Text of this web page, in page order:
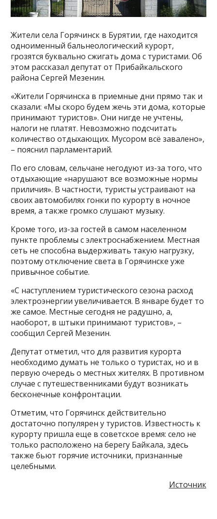
Жители села Горячинск в Бурятии, где находится
одноименный бальнеологический курорт,
грозятся буквально сжигать дома с туристами. Об
этом рассказал депутат от Прибайкальского
района Сергей Мезенин.
«Жители Горячинска в приемные дни прямо так и
сказали: «Мы скоро будем жечь эти дома, которые
принимают туристов». Они нигде не учтены,
налоги не платят. Невозможно подсчитать
количество отдыхающих. Мусором всё завалено»,
– пояснил парламентарий.
По его словам, сельчане негодуют из-за того, что
отдыхающие «нарушают все возможные нормы
приличия». В частности, туристы устраивают на
своих автомобилях гонки по курорту в ночное
время, а также громко слушают музыку.
Кроме того, из-за гостей в самом населенном
пункте проблемы с электроснабжением. Местная
сеть не способна выдерживать такую нагрузку,
поэтому отключение света в Горячинске уже
привычное событие.
«С наступлением туристического сезона расход
электроэнергии увеличивается. В январе будет то
же самое. Местные сегодня не радушно, а,
наоборот, в штыки принимают туристов», –
сообщил Сергей Мезенин.
Депутат отметил, что для развития курорта
необходимо думать не только о туристах, но и в
первую очередь о местных жителях. В противном
случае с путешественниками будут возникать
бесконечные конфронтации.
Отметим, что Горячинск действительно
достаточно популярен у туристов. Известность к
курорту пришла еще в советское время: село не
только расположено на берегу Байкала, здесь
также бьют горячие источники, признанные
целебными.
Источник